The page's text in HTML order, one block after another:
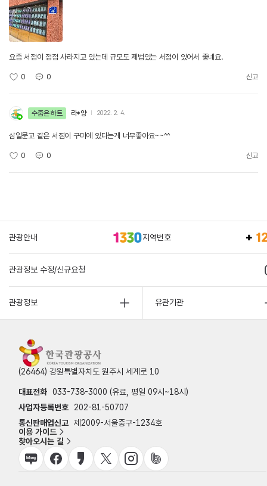
요즘 서점이 점점 사라지고 있는데 규모도 제법있는 서점이 있어서 좋네요.
0 0 신고
수줍은 하트 라*양 2022. 2. 4.
삼일문고 같은 서점이 구미에 있다는게 너무좋아요~~^^
0 0 신고
관광안내 지역번호
관광정보 수정/신규요청
관광정보 유관기관
(26464) 강원특별자치도 원주시 세계로 10
대표전화 033-738-3000 (유료, 평일 09시~18시)
사업자등록번호
202-81-50707
통신판매업신고 제2009-서울중구-1234호
이용 가이드
찾아오시는 길